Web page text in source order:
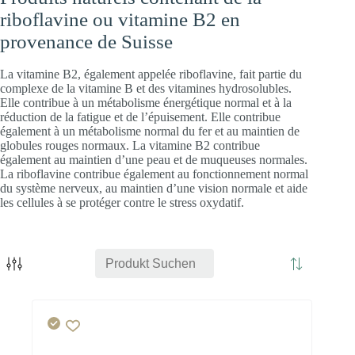
riboflavine ou vitamine B2 en
provenance de Suisse
La vitamine B2, également appelée riboflavine, fait partie du
complexe de la vitamine B et des vitamines hydrosolubles.
Elle contribue à un métabolisme énergétique normal et à la
réduction de la fatigue et de l’épuisement. Elle contribue
également à un métabolisme normal du fer et au maintien de
globules rouges normaux. La vitamine B2 contribue
également au maintien d’une peau et de muqueuses normales.
La riboflavine contribue également au fonctionnement normal
du système nerveux, au maintien d’une vision normale et aide
les cellules à se protéger contre le stress oxydatif.